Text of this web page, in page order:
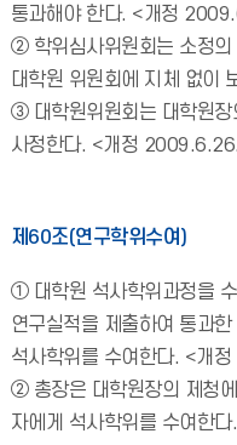
통과해야 한다. <개정
② 학위심사위원회는 소정
대학원 위원회에 지체 없
③ 대학원위원회는 대학원장
사정한다. <개정
제60조(연구학위수여)
① 대학원 석사학위과정을
연구실적을 제출하여 통과
석사학위를 수여한다. <개
② 총장은 대학원장의 제청
자에게 석사학위를 수여한